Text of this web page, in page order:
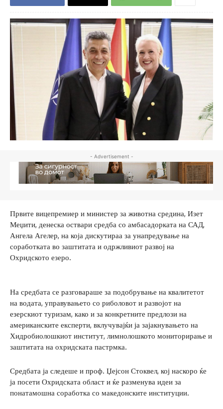
- Advertisement -
Првите вицепремиер и министер за животна средина, Изет
Меџити, денеска оствари средба со амбасадорката на САД,
Ангела Агелер, на која дискутираа за унапредување на
соработката во заштитата и одржливиот развој на
Охридското езеро.
На средбата се разговараше за подобрување на квалитетот
на водата, управувањето со риболовот и развојот на
езерскиот туризам, како и за конкретните предлози на
американските експерти, вклучувајќи ја зајакнувањето на
Хидробиолошкиот институт, лимнолошкото мониторирање и
заштитата на охридската пастрмка.
Средбата ја следеше и проф. Џејсон Стоквел, кој наскоро ќе
ја посети Охридската област и ќе разменува идеи за
понатамошна соработка со македонските институции.